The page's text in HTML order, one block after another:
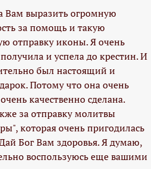
Вам выразить огромную
за помощь и такую
отправку иконы. Я очень
и успела до крестин. И
был настоящий и
Потому что она очень
качественно сделана.
за отправку молитвы
которая очень пригодилась
Бог Вам здоровья. Я думаю,
воспользуюсь еще вашими